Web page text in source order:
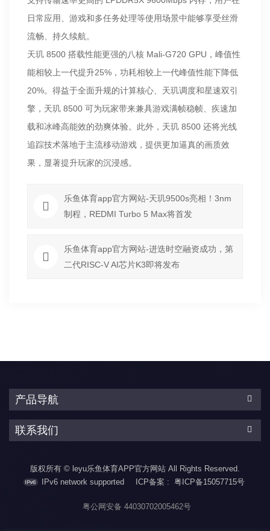
日常应用、游戏和多任务处理等使用场景中能够享受丝滑
流畅、持久续航。
天玑 8500 搭载性能更强的八核 Mali-G720 GPU，峰值性
能相较上一代提升25%，功耗相较上一代峰值性能下降低
20%。得益于全面升规的计算核心、天玑调度和星速双引
擎，天玑 8500 可为玩家带来兼具游戏满帧稳帧、疾速加
载和冰峰高能效的劲爽体验。此外，天玑 8500 还将光线
追踪技术落地于主流移动游戏，提供更加逼真的画质效
果，显著提升玩家的沉浸感。
乐鱼体育app官方网站-天玑9500s亮相！3nm
制程，REDMI Turbo 5 Max将首发
乐鱼体育app官方网站-进迭时空融资成功，第
二代RISC-V AI芯片K3即将发布
产品导航
联系我们
版权所有 © leyu乐鱼体育APP官方网站 All Rights Reserved.
IPv6 network supported
ICP备案 : 粤ICP备15057715号
粤公网安备 44030702005462号